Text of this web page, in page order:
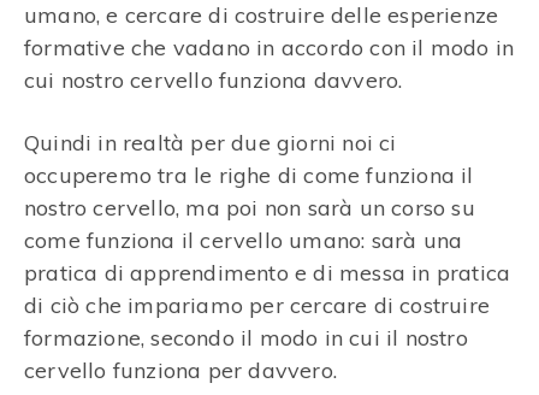
umano, e cercare di costruire delle esperienze
formative che vadano in accordo con il modo in
cui nostro cervello funziona davvero.
Quindi in realtà per due giorni noi ci
occuperemo tra le righe di come funziona il
nostro cervello, ma poi non sarà un corso su
come funziona il cervello umano: sarà una
pratica di apprendimento e di messa in pratica
di ciò che impariamo per cercare di costruire
formazione, secondo il modo in cui il nostro
cervello funziona per davvero.